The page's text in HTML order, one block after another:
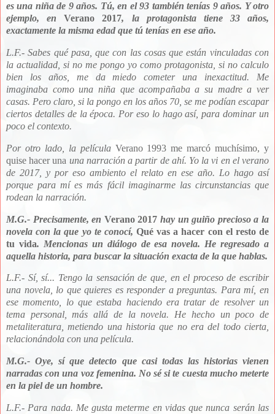
es una niña de 9 años. Tú, en el 93 también tenías 9 años. Y otro
ejemplo, enVerano 2017, la protagonista tiene 33 años,
exactamente la misma edad que tú tenías en ese año.
L.F.- Sabes qué pasa, que con las cosas que están vinculadas con
la actualidad, si no me pongo yo como protagonista, si no calculo
bien los años, me da miedo cometer una inexactitud. Me
imaginaba como una niña que acompañaba a su madre a ver
casas. Pero claro, si la pongo en los años 70, se me podían escapar
ciertos detalles de la época. Por eso lo hago así, para dominar un
poco el contexto.
Por otro lado, la película Verano 1993 me marcó muchísimo, y
quise hacer una una narración a partir de ahí. Yo la vi en el verano
de 2017, y por eso ambiento el relato en ese año. Lo hago así
porque para mí es más fácil imaginarme las circunstancias que
rodean la narración.
M.G.- Precisamente, en Verano 2017 hay un guiño precioso a la
novela con la que yo te conocí, Qué vas a hacer con el resto de
tu vida. Mencionas un diálogo de esa novela. He regresado a
aquella historia, para buscar la situación exacta de la que hablas.
L.F.- Sí, sí... Tengo la sensación de que, en el proceso de escribir
una novela, lo que quieres es responder a preguntas. Para mí, en
ese momento, lo que estaba haciendo era tratar de resolver un
tema personal, más allá de la novela. He hecho un poco de
metaliteratura, metiendo una historia que no era del todo cierta,
relacionándola con una película.
M.G.- Oye, sí que detecto que casi todas las historias vienen
narradas con una voz femenina. No sé si te cuesta mucho meterte
en la piel de un hombre.
L.F.- Para nada. Me gusta meterme en vidas que nunca serán las